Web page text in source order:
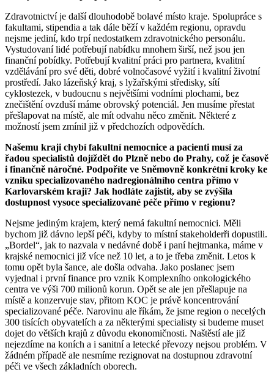
Zdravotnictví je další dlouhodobě bolavé místo kraje. Spolupráce s
fakultami, stipendia a tak dále běží v každém regionu, opravdu
nejsme jediní, kdo trpí nedostatkem zdravotnického personálu.
Vystudovaní lidé potřebují nabídku mnohem širší, než jsou jen
finanční pobídky. Potřebují kvalitní práci pro partnera, kvalitní
vzdělávání pro své děti, dobré volnočasové vyžití i kvalitní životní
prostředí. Jako lázeňský kraj, s lyžařskými středisky, sítí
cyklostezek, v budoucnu s největšími vodními plochami, bez
znečištění ovzduší máme obrovský potenciál. Jen musíme přestat
přešlapovat na místě, ale mít odvahu něco změnit. Některé z
možností jsem zmínil již v předchozích odpovědích.
Našemu kraji chybí fakultní nemocnice a pacienti musí za
řadou specialistů dojíždět do Plzně nebo do Prahy, což je časově
i finančně náročné. Podpoříte ve Sněmovně konkrétní kroky ke
vzniku specializovaného nadregionálního centra přímo v
Karlovarském kraji? Jak hodláte zajistit, aby se zvýšila
dostupnost vysoce specializované péče přímo v regionu?
Nejsme jediným krajem, který nemá fakultní nemocnici. Měli
bychom již dávno lepší péči, kdyby to místní stakeholderři dopustili.
„Bordel“, jak to nazvala v nedávné době i paní hejtmanka, máme v
krajské nemocnici již více než 10 let, a to je třeba změnit. Letos k
tomu opět byla šance, ale došla odvaha. Jako poslanec jsem
vyjednal i první finance pro vznik Komplexního onkologického
centra ve výši 700 milionů korun. Opět se ale jen přešlapuje na
místě a konzervuje stav, přitom KOC je právě koncentrování
specializované péče. Narovinu ale říkám, že jsme region o necelých
300 tisících obyvatelích a za některými specialisty si budeme muset
dojet do větších krajů z důvodu ekonomičnosti. Naštěstí ale již
nejezdíme na koních a i sanitní a letecké převozy nejsou problém. V
žádném případě ale nesmíme rezignovat na dostupnou zdravotní
péči ve všech základních oborech.